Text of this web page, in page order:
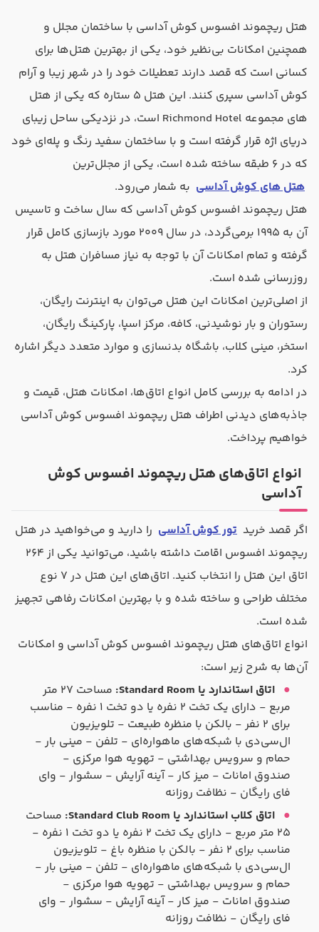
هتل ریچموند افسوس کوش آداسی با ساختمان مجلل و
همچنین امکانات بی‌نظیر خود، یکی از بهترین هتل‌ها برای
کسانی است که قصد دارند تعطیلات خود را در شهر زیبا و آرام
کوش آداسی سپری کنند. این هتل ۵ ستاره که یکی از هتل
های مجموعه Richmond Hotel است، در نزدیکی ساحل زیبای
دریای اژه قرار گرفته است و با ساختمان سفید رنگ و پله‌ای خود
که در ۶ طبقه ساخته شده است، یکی از مجلل‌ترین
هتل های کوش آداسی به شمار می‌رود.
هتل ریچموند افسوس کوش آداسی که سال ساخت و تاسیس
آن به ۱۹۹۵ برمی‌گردد، در سال ۲۰۰۹ مورد بازسازی کامل قرار
گرفته و تمام امکانات آن با توجه به نیاز مسافران هتل به
روزرسانی شده است.
از اصلی‌ترین امکانات این هتل می‌توان به اینترنت رایگان،
رستوران و بار نوشیدنی، کافه، مرکز اسپا، پارکینگ رایگان،
استخر، مینی کلاب، باشگاه بدنسازی و موارد متعدد دیگر اشاره
کرد.
در ادامه به بررسی کامل انواع اتاق‌ها، امکانات هتل، قیمت و
جاذبه‌های دیدنی اطراف هتل ریچموند افسوس کوش آداسی
خواهیم پرداخت.
انواع اتاق‌های هتل ریچموند افسوس کوش
آداسی
اگر قصد خرید تور کوش آداسی را دارید و می‌خواهید در هتل
ریچموند افسوس اقامت داشته باشید، می‌توانید یکی از ۲۶۴
اتاق این هتل را انتخاب کنید. اتاق‌های این هتل در ۷ نوع
مختلف طراحی و ساخته شده و با بهترین امکانات رفاهی تجهیز
شده است.
انواع اتاق‌های هتل ریچموند افسوس کوش آداسی و امکانات
آن‌ها به شرح زیر است:
اتاق استاندارد یا Standard Room:
مساحت ۲۷ متر
مربع - دارای یک تخت ۲ نفره یا دو تخت ۱ نفره - مناسب
برای ۲ نفر - بالکن با منظره طبیعت - تلویزیون
ال‌سی‌دی با شبکه‌های ماهواره‌ای - تلفن - مینی بار -
حمام و سرویس بهداشتی - تهویه هوا مرکزی -
صندوق امانات - میز کار - آینه آرایش - سشوار - وای
فای رایگان - نظافت روزانه
اتاق کلاب استاندارد یا Standard Club Room:
مساحت
۲۵ متر مربع - دارای یک تخت ۲ نفره یا دو تخت ۱ نفره -
مناسب برای ۲ نفر - بالکن با منظره باغ - تلویزیون
ال‌سی‌دی با شبکه‌های ماهواره‌ای - تلفن - مینی بار -
حمام و سرویس بهداشتی - تهویه هوا مرکزی -
صندوق امانات - میز کار - آینه آرایش - سشوار - وای
فای رایگان - نظافت روزانه